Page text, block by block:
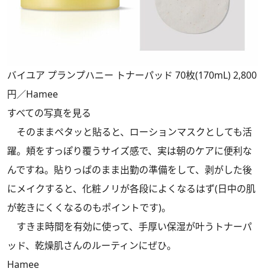
バイユア プランプハニー トナーパッド 70枚(170mL) 2,800
円／Hamee
すべての写真を見る
そのままペタッと貼ると、ローションマスクとしても活
躍。頬をすっぽり覆うサイズ感で、実は朝のケアに便利な
んですね。貼りっぱのまま出勤の準備をして、剥がした後
にメイクすると、化粧ノリが各段によくなるはず(日中の肌
が乾きにくくなるのもポイントです)。
すきま時間を有効に使って、手厚い保湿が叶うトナーパ
ッド、乾燥肌さんのルーティンにぜひ。
Hamee